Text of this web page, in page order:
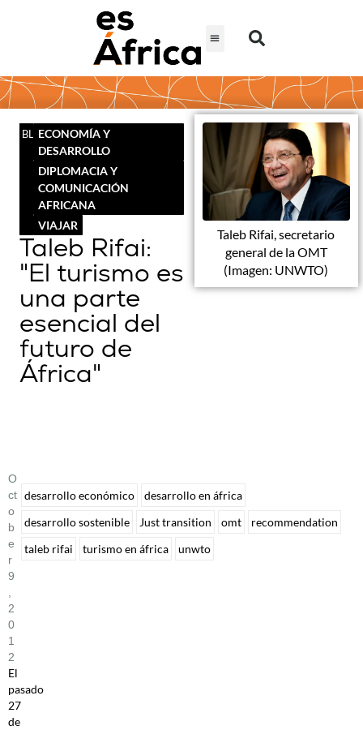
BLOGECONOMÍA Y
DESARROLLO
DIPLOMACIA Y
COMUNICACIÓN
AFRICANA
VIAJAR
Taleb Rifai:
"El turismo es
una parte
esencial del
futuro de
África"
Taleb Rifai, secretario
general de la OMT
(Imagen: UNWTO)
O
Ct
O
B
E
R
9
2
0
1
2
El
pasado
27
de
desarrollo económico
desarrollo en áfrica
desarrollo sostenible
Just transition omt
recommendation
taleb rifai
turismo en áfrica unwto